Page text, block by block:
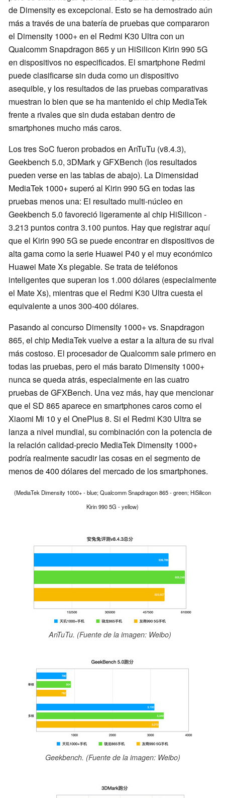
de Dimensity es excepcional. Esto se ha demostrado aún
más a través de una batería de pruebas que compararon
el Dimensity 1000+ en el Redmi K30 Ultra con un
Qualcomm Snapdragon 865 y un HiSilicon Kirin 990 5G
en dispositivos no especificados. El smartphone Redmi
puede clasificarse sin duda como un dispositivo
asequible, y los resultados de las pruebas comparativas
muestran lo bien que se ha mantenido el chip MediaTek
frente a rivales que sin duda estaban dentro de
smartphones mucho más caros.
Los tres SoC fueron probados en AnTuTu (v8.4.3),
Geekbench 5.0, 3DMark y GFXBench (los resultados
pueden verse en las tablas de abajo). La Dimensidad
MediaTek 1000+ superó al Kirin 990 5G en todas las
pruebas menos una: El resultado multi-núcleo en
Geekbench 5.0 favoreció ligeramente al chip HiSilicon -
3.213 puntos contra 3.100 puntos. Hay que registrar aquí
que el Kirin 990 5G se puede encontrar en dispositivos de
alta gama como la serie Huawei P40 y el muy económico
Huawei Mate Xs plegable. Se trata de teléfonos
inteligentes que superan los 1.000 dólares (especialmente
el Mate Xs), mientras que el Redmi K30 Ultra cuesta el
equivalente a unos 300-400 dólares.
Pasando al concurso Dimensity 1000+ vs. Snapdragon
865, el chip MediaTek vuelve a estar a la altura de su rival
más costoso. El procesador de Qualcomm sale primero en
todas las pruebas, pero el más barato Dimensity 1000+
nunca se queda atrás, especialmente en las cuatro
pruebas de GFXBench. Una vez más, hay que mencionar
que el SD 865 aparece en smartphones caros como el
Xiaomi Mi 10 y el OnePlus 8. Si el Redmi K30 Ultra se
lanza a nivel mundial, su combinación con la potencia de
la relación calidad-precio MediaTek Dimensity 1000+
podría realmente sacudir las cosas en el segmento de
menos de 400 dólares del mercado de los smartphones.
(MediaTek Dimensity 1000+ - blue; Qualcomm Snapdragon 865 - green; HiSilicon
Kirin 990 5G - yellow)
AnTuTu. (Fuente de la imagen: Weibo)
Geekbench. (Fuente de la imagen: Weibo)